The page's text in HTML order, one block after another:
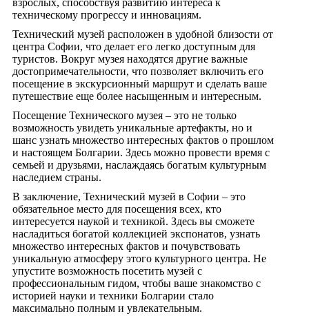
техническому прогрессу и инновациям.
Технический музей расположен в удобной близости от
центра Софии, что делает его легко доступным для
туристов. Вокруг музея находятся другие важные
достопримечательности, что позволяет включить его
посещение в экскурсионный маршрут и сделать ваше
путешествие еще более насыщенным и интересным.
Посещение Технического музея – это не только
возможность увидеть уникальные артефакты, но и
шанс узнать множество интересных фактов о прошлом
и настоящем Болгарии. Здесь можно провести время с
семьей и друзьями, наслаждаясь богатым культурным
наследием страны.
В заключение, Технический музей в Софии – это
обязательное место для посещения всех, кто
интересуется наукой и техникой. Здесь вы сможете
насладиться богатой коллекцией экспонатов, узнать
множество интересных фактов и почувствовать
уникальную атмосферу этого культурного центра. Не
упустите возможность посетить музей с
профессиональным гидом, чтобы ваше знакомство с
историей науки и техники Болгарии стало
максимально полным и увлекательным.